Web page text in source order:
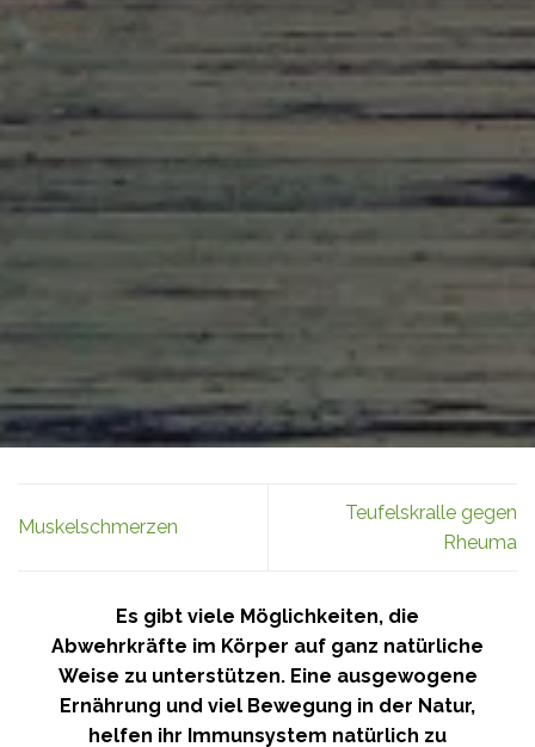
Es gibt viele Möglichkeiten, die
Abwehrkräfte im Körper auf ganz natürliche
Weise zu unterstützen. Eine ausgewogene
Ernährung und viel Bewegung in der Natur,
helfen ihr Immunsystem natürlich zu
Muskelschmerzen
Teufelskralle gegen
Rheuma